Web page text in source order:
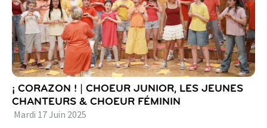
¡ CORAZON ! | CHOEUR JUNIOR, LES JEUNES
CHANTEURS & CHOEUR FÉMININ
Mardi 17Juin 2025